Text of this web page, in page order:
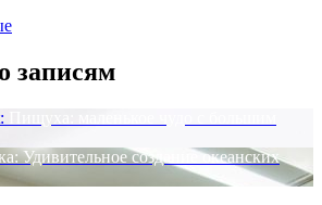
записям
Удивительное создание океанских